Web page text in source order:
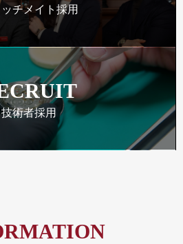
チメイト採用
技術者採用